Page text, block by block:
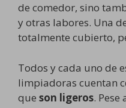
de comedor, sino
y otras labores. Una
totalmente cubierto,
Todos y cada uno de
limpiadoras cuentan
que son ligeros.